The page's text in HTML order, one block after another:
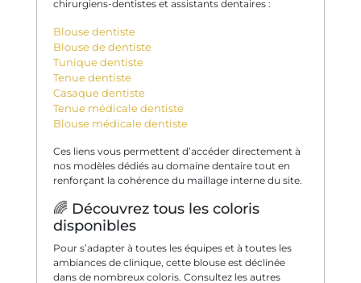
chirurgiens-dentistes et assistants dentaires :
Blouse dentiste
Blouse de dentiste
Tunique dentiste
Tenue dentiste
Casaque dentiste
Tenue médicale dentiste
Blouse médicale dentiste
Ces liens vous permettent d’accéder directement à
nos modèles dédiés au domaine dentaire tout en
renforçant la cohérence du maillage interne du site.
🌈 Découvrez tous les coloris
disponibles
Pour s’adapter à toutes les équipes et à toutes les
ambiances de clinique, cette blouse est déclinée
dans de nombreux coloris. Consultez les autres